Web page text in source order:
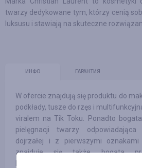
twarzy dedykowane tym, którzy cenią
luksusu i stawiają na skuteczne
ИНФО ГАРАНТИЯ
W ofercie znajdują się produktu do
podkłady, tusze do rzęs i
viralem na Tik Toku. Ponadto
pielęgnacji twarzy
dojrzałej i z pierwszymi
znajduje się także bogata
kosmetycznych, które można